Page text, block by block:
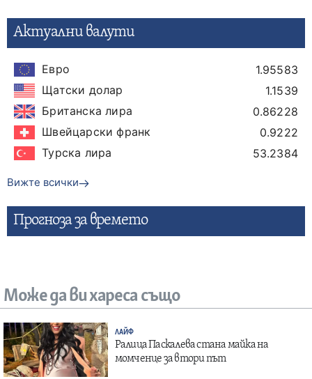
Актуални валути
Евро
1.95583
Щатски долар
1.1539
Британска лира
0.86228
Швейцарски франк
0.9222
Турска лира
53.2384
Вижте всички
Прогнозa за времето
Може да ви хареса също
ЛАЙФ
Ралица Паскалева стана майка на
момченце за втори път